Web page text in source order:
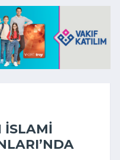
İSLAMI